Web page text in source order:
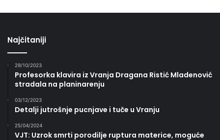
Najčitaniji
29/10/2023
Profesorka klavira iz Vranja Dragana Ristić Mladenović
stradala na planinarenju
03/12/2023
Detalji jutrošnje pucnjave i tuče u Vranju
25/04/2024
VJT: Uzrok smrti porodilje ruptura materice, moguće